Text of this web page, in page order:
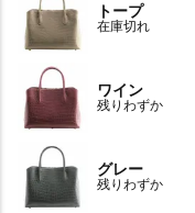
トープ
在庫切れ
ワイン
残りわずか
グレー
残りわずか